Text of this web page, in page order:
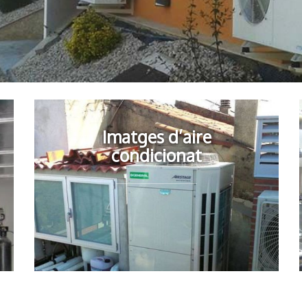
Imatges d’aire
condicionat